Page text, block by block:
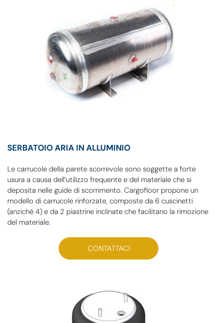
SERBATOIO ARIA IN ALLUMINIO
Le carrucole della parete scorrevole sono soggette a forte
usura a causa dell’utilizzo frequente e del materiale che si
deposita nelle guide di scorrimento. Cargofloor propone un
modello di carrucole rinforzate, composte da 6 cuscinetti
(anziché 4) e da 2 piastrine inclinate che facilitano la rimozione
del materiale.
CONTATTACI